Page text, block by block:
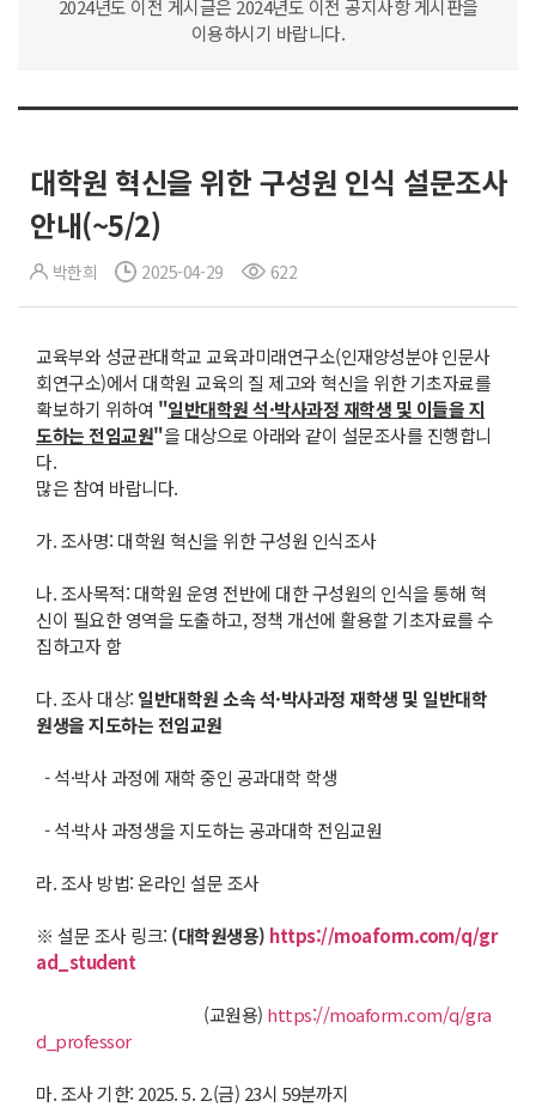
2024년도 이전 게시글은 2024년도 이전 공지사항 게시판을
이용하시기 바랍니다.
대학원 혁신을 위한 구성원 인식 설문조사
안내(~5/2)
박한희 2025-04-29 622
교육부와 성균관대학교 교육과미래연구소(인재양성분야 인문사
회연구소)에서 대학원 교육의 질 제고와 혁신을 위한 기초자료를
확보하기 위하여 "일반대학원 석·박사과정 재학생 및 이들을 지
도하는 전임교원"을 대상으로 아래와 같이 설문조사를 진행합니
다.
많은 참여 바랍니다.
가. 조사명: 대학원 혁신을 위한 구성원 인식조사
나. 조사목적: 대학원 운영 전반에 대한 구성원의 인식을 통해 혁
신이 필요한 영역을 도출하고, 정책 개선에 활용할 기초자료를 수
집하고자 함
다. 조사 대상: 일반대학원 소속 석·박사과정 재학생 및 일반대학
원생을 지도하는 전임교원
- 석·박사 과정에 재학 중인 공과대학 학생
- 석·박사 과정생을 지도하는 공과대학 전임교원
라. 조사 방법: 온라인 설문 조사
※ 설문 조사 링크: (대학원생용) https://moaform.com/q/gr
ad_student
(교원용) https://moaform.com/q/gra
d_professor
마. 조사 기한: 2025. 5. 2.(금) 23시 59분까지